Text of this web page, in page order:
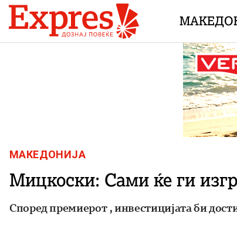
Skip to content
МАКЕДОНИЈА
Мицкоски: Сами ќе ги
Според премиерот , инвестицијата би